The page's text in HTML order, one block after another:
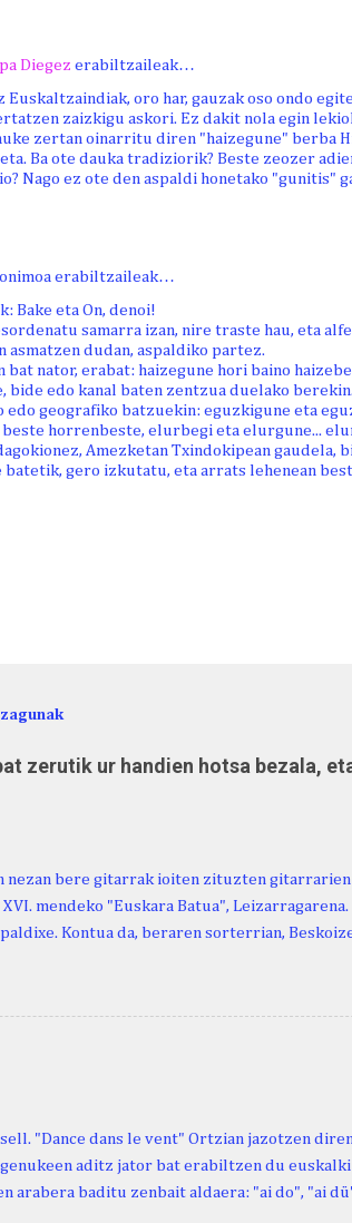
Diegez erabiltzaileak…
Euskaltzaindiak, oro har, gauzak oso ondo
zaizkigu askori. Ez dakit nola egin
zertan oinarritu diren "haizegune" berba
Ba ote dauka tradiziorik? Beste zeozer
Nago ez ote den aspaldi honetako "gunitis"
erabiltzaileak…
Bake eta On, denoi!
samarra izan, nire traste hau, eta
asmatzen dudan, aspaldiko partez.
bat nator, erabat: haizegune hori baino
bide edo kanal baten zentzua duelako
edo geografiko batzuekin: eguzkigune eta
horrenbeste, elurbegi eta elurgune...
Amezketan Txindokipean gaudela,
batetik, gero izkutatu, eta arrats lehenean
zerutik ur handien hotsa bezala,
nezan bere gitarrak ioiten zituzten
XVI. mendeko "Euskara Batua",
Kontua da, beraren sorterrian,
berri. "Leizarraga egun" izeneko omenaldia
programa: - 15.00 Ongi etorria
"Dance dans le vent" Ortzian jazotzen
aditz jator bat erabiltzen du
arabera baditu zenbait aldaera: "ai do", "ai